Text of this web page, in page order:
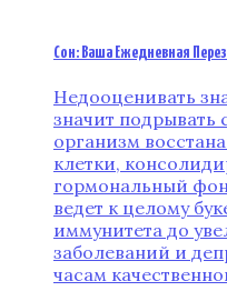
Сон: Ваша Ежедневная
Недооценивать
значит подрывать
организм
клетки,
гормональный
ведет к целому
иммунитета до
заболеваний и
часам